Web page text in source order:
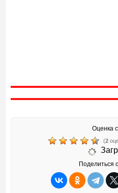
Оценка
(2
Поделиться